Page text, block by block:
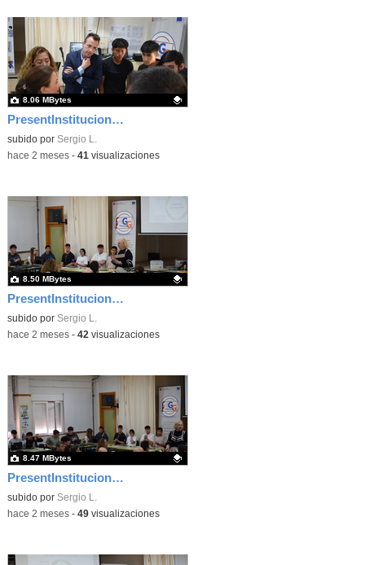
PresentInstitucional 7
Contenido educativo.
subido por Sergio L.
8.06 MBytes
-hace 2 meses- 41 visualizaciones
PresentInstitucional 3
Contenido educativo.
subido por Sergio L.
8.50 MBytes
-hace 2 meses- 42 visualizaciones
PresentInstitucional 5
Contenido educativo.
subido por Sergio L.
8.47 MBytes
-hace 2 meses- 49visualizaciones